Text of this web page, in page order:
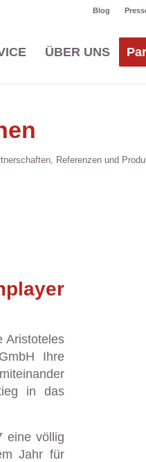
Blog
ÜBER UNS
Referenzen und
Aristoteles
Ihre
in das
eine völlig
Jahr für